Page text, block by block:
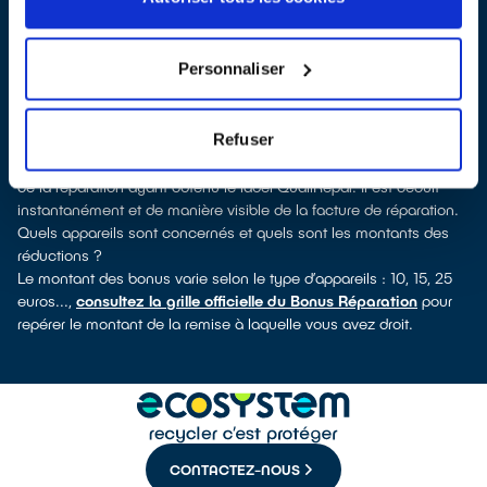
Personnaliser
Refuser
. En cliquant sur la fiche détaillée du réparateur, vous
verrez pour quels types d’appareils ce professionnel a obtenu le
informatique, outillage électroportatif : à chaque famille
d’équipements son réparateur spécialisé et labellisé QualiRépar.
Consulter l’annuaire
Comment bénéficier du Bonus Réparation à Marles-les-Mines ?
Le Bonus Réparation est en vigueur chez tous les professionnels
de la réparation ayant obtenu le label QualiRépar. Il est déduit
instantanément et de manière visible de la facture de réparation.
Quels appareils sont concernés et quels sont les montants des
réductions ?
Le montant des bonus varie selon le type d’appareils : 10, 15, 25
euros..., consultez la grille officielle du Bonus Réparation pour
repérer le montant de la remise à laquelle vous avez droit.
CONTACTEZ-NOUS